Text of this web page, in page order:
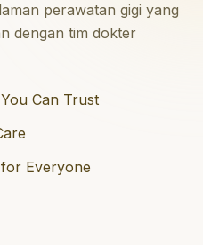
perawatan gigi yang
dengan tim dokter
Can Trust
Everyone